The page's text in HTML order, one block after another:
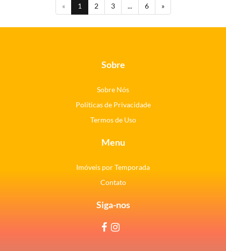
« 1 (current)
2 3 ... 6 »
Sobre
Sobre Nós
Políticas de Privacidade
Termos de Uso
Menu
Imóveis por Temporada
Contato
Siga-nos